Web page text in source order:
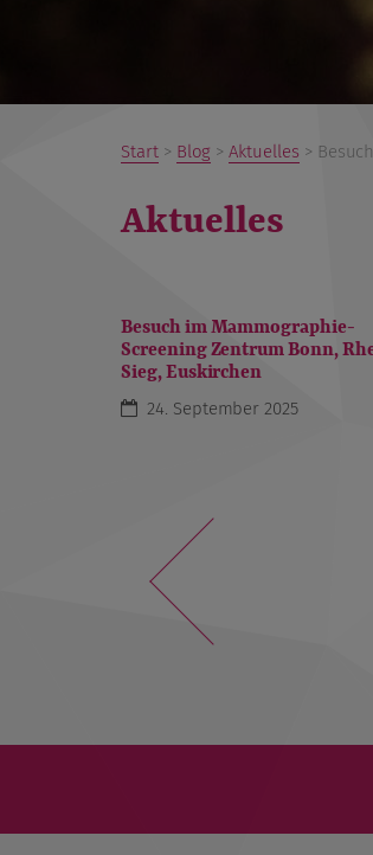
Start> Blog >Aktuelles >
Aktuelles
Besuch im Mammographie-
Screening Zentrum Bonn,
Sieg, Euskirchen
24. September 2025